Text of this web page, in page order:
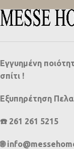
Εγγυημένη
σπίτι !
Εξυπηρέτηση
☎️ 261 261 5215
🌐